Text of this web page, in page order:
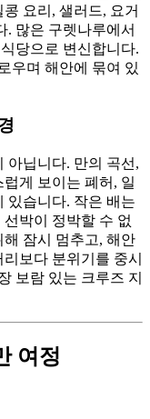
요리, 샐러드, 요거
. 많은 구렛나루에서
당으로 변신합니다.
우며 해안에 묶여 있
아닙니다. 만의 곡선,
게 보이는 폐허, 일
있습니다. 작은 배는
박이 정박할 수 없
잠시 멈추고, 해안
보다 분위기를 중시
보람 있는 크루즈 지
여정